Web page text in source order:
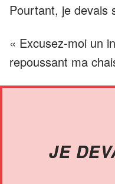
Pourtant, je devais
« Excusez-moi un
repoussant ma
JE